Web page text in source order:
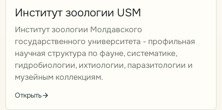
Институт зоологии USM
Институт зоологии Молдавского
государственного университета - профильная
научная структура по фауне, систематике,
гидробиологии, ихтиологии, паразитологии и
музейным коллекциям.
Открыть